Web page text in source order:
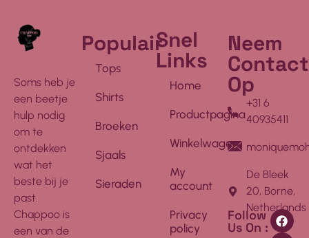
Soms heb je
een beetje
hulp nodig
om te
ontdekken
wat het
beste bij je
past.
Chappoo is
een van de
Populair
Tops
Shirts
Broeken
Sjaals
Sieraden
Snel
Links
Home
Productpagina
Winkelwagen
My
account
Privacy
policy
Neem
Contact
Op
+31 6
40935411
De Bleek
20, Borne,
Netherlands
Follow
Us On :